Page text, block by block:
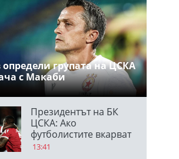
определи групата на ЦСКА
с Макаби
Президентът на БК
ЦСКА: Ако
футболистите вкарват
по два гола на мач,
13:41